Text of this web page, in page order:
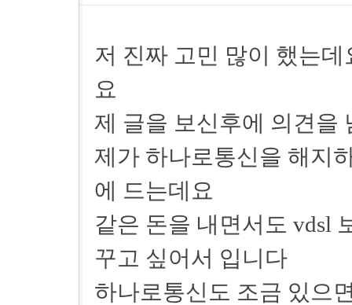
저 진짜 고민 많이 했는
요
제 글을 보신후에 의견을
제가 하나로통신을 해지
에 드는데요
같은 돈을 내면서도 vdsl
꾸고 싶어서 입니다
하나로통신도 조금 있으